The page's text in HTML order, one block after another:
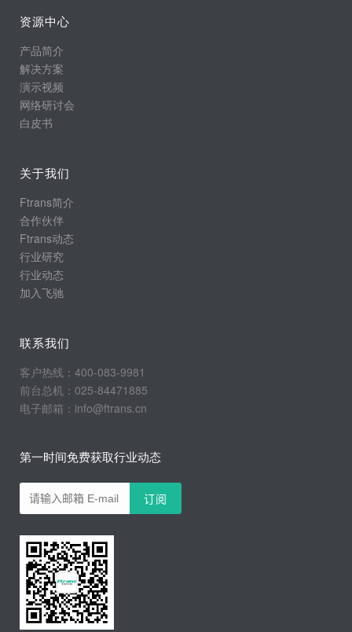
资源中心
产品简介
解决方案
演示视频
网络研讨会
白皮书
关于我们
Ftrans简介
合作伙伴
Ftrans动态
行业研究
行业动态
加入飞驰
联系我们
客户热线：400-083-9981
前台总机：025-84471885
电子邮箱：info@ftrans.cn
第一时间免费获取行业动态